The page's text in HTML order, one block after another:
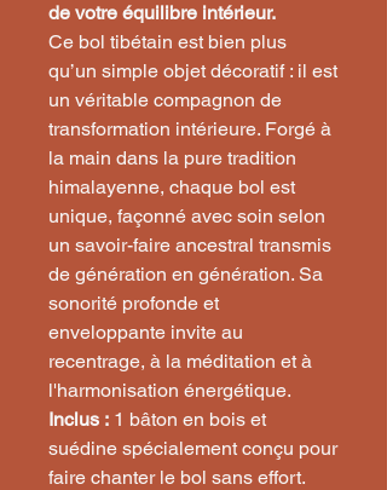
de votre équilibre intérieur.
Ce bol tibétain est bien plus
qu’un simple objet décoratif : il est
un véritable compagnon de
transformation intérieure. Forgé à
la main dans la pure tradition
himalayenne, chaque bol est
unique, façonné avec soin selon
un savoir-faire ancestral transmis
de génération en génération. Sa
sonorité profonde et
enveloppante invite au
recentrage, à la méditation et à
l'harmonisation énergétique.
Inclus : 1 bâton en bois et
suédine spécialement conçu pour
faire chanter le bol sans effort.